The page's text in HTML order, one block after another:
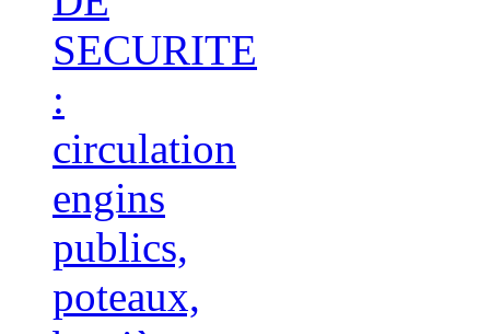
SECURITE
:
circulation
engins
publics,
poteaux,